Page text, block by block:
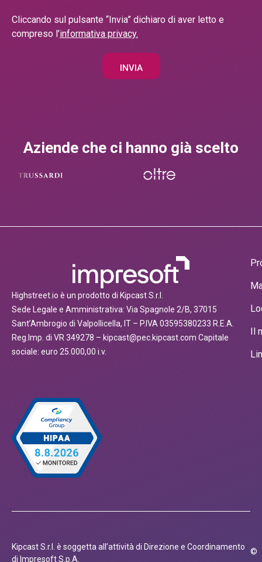
Cliccando sul pulsante “Invia” dichiaro di aver letto e
compreso l’informativa privacy.
Aziende che ci hanno già scelto
Highstreet.io è un prodotto di Kipcast S.r.l.
Sede Legale e Amministrativa: Via Spagnole 2/B, 37015
Sant’Ambrogio di Valpollicella, IT – P.IVA 03595380233 R.E.A.
Reg.Imp. di VR 349278 – kipcast@pec.kipcast.com Capitale
sociale: euro 25.000,00 i.v.
Il
Kipcast S.r.l. è soggetta all’attività di Direzione e Coordinamento
di Impresoft S.p.A.
©